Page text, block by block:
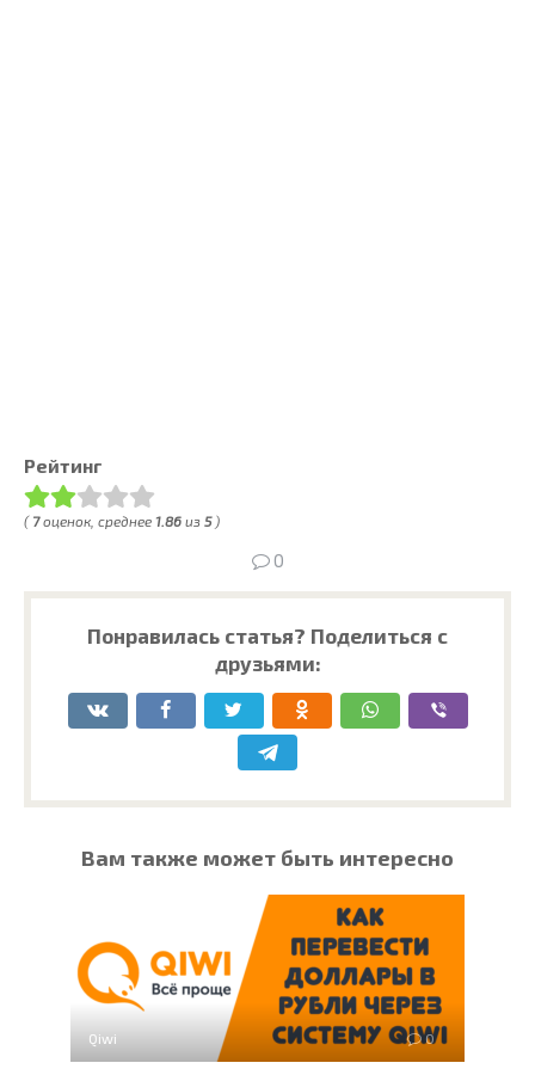
Рейтинг
( 7оценок, среднее 1.86 из 5)
0
Понравилась статья? Поделиться с
друзьями:
Вам также может быть интересно
Qiwi 0